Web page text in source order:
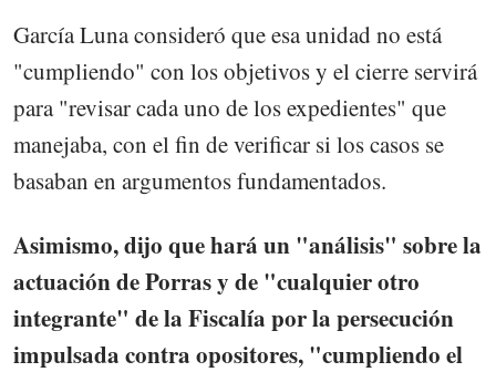
García Luna consideró que esa unidad no está
"cumpliendo" con los objetivos y el cierre servirá
para "revisar cada uno de los expedientes" que
manejaba, con el fin de verificar si los casos se
basaban en argumentos fundamentados.
Asimismo, dijo que hará un "análisis" sobre la
actuación de Porras y de "cualquier otro
integrante" de la Fiscalía por la persecución
impulsada contra opositores, "cumpliendo el